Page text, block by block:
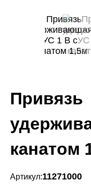
Привязь
канатом
Артикул:11271000